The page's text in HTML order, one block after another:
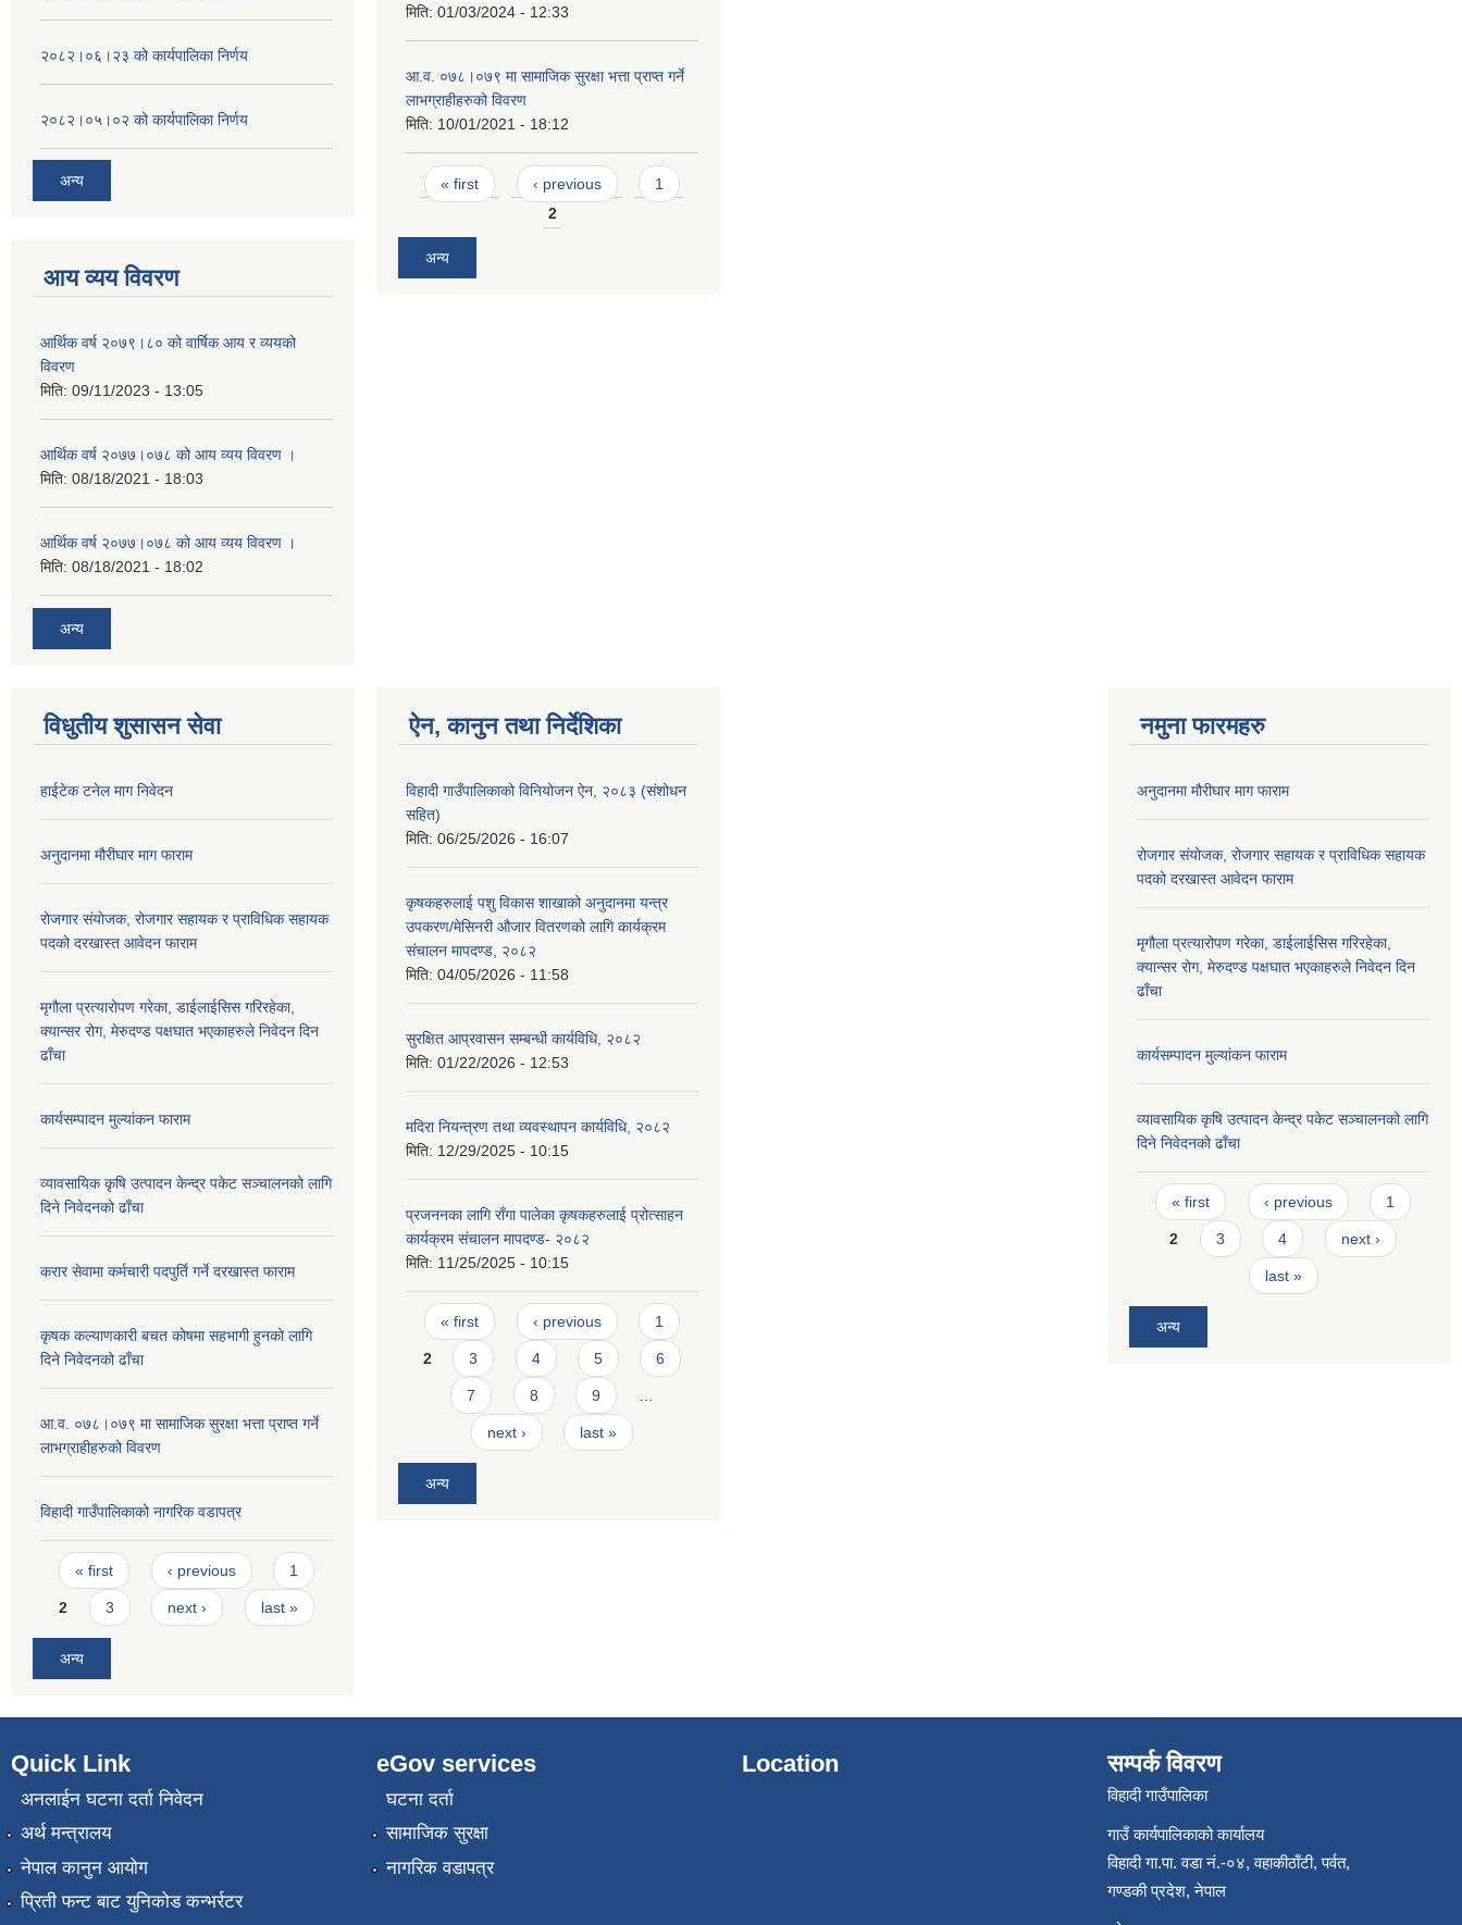
२०८२।०६।२३ को कार्यपालिका निर्णय
२०८२।०५।०२ को कार्यपालिका निर्णय
अन्य
आय व्यय विवरण
आर्थिक वर्ष २०७९।८० को वार्षिक आय र व्ययको
विवरण
मिति: 09/11/2023 - 13:05
आर्थिक वर्ष २०७७।०७८ को आय व्यय विवरण ।
मिति: 08/18/2021 - 18:03
आर्थिक वर्ष २०७७।०७८ को आय व्यय विवरण ।
मिति: 08/18/2021 - 18:02
अन्य
मिति: 01/03/2024 - 12:33
आ.व. ०७८।०७९ मा सामाजिक सुरक्षा भत्ता प्राप्त गर्ने
लाभग्राहीहरुको विवरण
मिति: 10/01/2021 - 18:12
Pages
« first ‹ previous
1
2
अन्य
विधुतीय शुसासन सेवा
हाईटेक टनेल माग निवेदन
अनुदानमा मौरीघार माग फाराम
रोजगार संयोजक, रोजगार सहायक र प्राविधिक सहायक
पदको दरखास्त आवेदन फाराम
मृगौला प्रत्यारोपण गरेका, डाईलाईसिस गरिरहेका,
क्यान्सर रोग, मेरुदण्ड पक्षघात भएकाहरुले निवेदन दिन
ढाँचा
कार्यसम्पादन मुल्यांकन फाराम
व्यावसायिक कृषि उत्पादन केन्द्र पकेट सञ्चालनको लागि
दिने निवेदनको ढाँचा
करार सेवामा कर्मचारी पदपुर्ति गर्ने दरखास्त फाराम
कृषक कल्याणकारी बचत कोषमा सहभागी हुनको लागि
दिने निवेदनको ढाँचा
आ.व. ०७८।०७९ मा सामाजिक सुरक्षा भत्ता प्राप्त गर्ने
लाभग्राहीहरुको विवरण
विहादी गाउँपालिकाको नागरिक वडापत्र
Pages
« first ‹ previous 1
2 3 next › last »
अन्य
ऐन, कानुन तथा निर्देशिका
विहादी गाउँपालिकाको विनियोजन ऐन, २०८३ (संशोधन
सहित)
मिति: 06/25/2026 - 16:07
कृषकहरुलाई पशु विकास शाखाको अनुदानमा यन्त्र
उपकरण/मेसिनरी औजार वितरणको लागि कार्यक्रम
संचालन मापदण्ड, २०८२
मिति: 04/05/2026 - 11:58
सुरक्षित आप्रवासन सम्बन्धी कार्यविधि, २०८२
मिति: 01/22/2026 - 12:53
मदिरा नियन्त्रण तथा व्यवस्थापन कार्यविधि, २०८२
मिति: 12/29/2025 - 10:15
प्रजननका लागि राँगा पालेका कृषकहरुलाई प्रोत्साहन
कार्यक्रम संचालन मापदण्ड- २०८२
मिति: 11/25/2025 - 10:15
Pages
« first ‹ previous 1
2 3 4 5 6
7 8 9
next › last »
अन्य
नमुना फारमहरु
अनुदानमा मौरीघार माग फाराम
रोजगार संयोजक, रोजगार सहायक र प्राविधिक सहायक
पदको दरखास्त आवेदन फाराम
मृगौला प्रत्यारोपण गरेका, डाईलाईसिस गरिरहेका,
क्यान्सर रोग, मेरुदण्ड पक्षघात भएकाहरुले निवेदन दिन
ढाँचा
कार्यसम्पादन मुल्यांकन फाराम
व्यावसायिक कृषि उत्पादन केन्द्र पकेट सञ्चालनको लागि
दिने निवेदनको ढाँचा
Pages
« first ‹ previous 1
2 3 4 next ›
last »
अन्य
Quick Link
अनलाईन घटना दर्ता निवेदन
अर्थ मन्त्रालय
नेपाल कानुन आयोग
प्रिती फन्ट बाट युनिकोड कन्भर्रटर
eGov services
घटना दर्ता
सामाजिक सुरक्षा
नागरिक वडापत्र
Location सम्पर्क विवरण
विहादी गाउँपालिका
गाउँ कार्यपालिकाको कार्यालय
विहादी गा.पा. वडा नं.-०४, वहाकीठाँटी, पर्वत,
गण्डकी प्रदेश, नेपाल